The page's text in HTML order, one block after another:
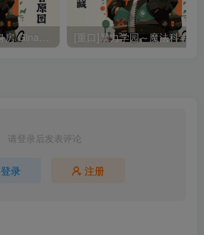
[PC+安卓]吉娜的健身房/Ginas Gym v0.7.3.15 内嵌AI汉化版（汉化）
请登录后发表评论
登录 注册